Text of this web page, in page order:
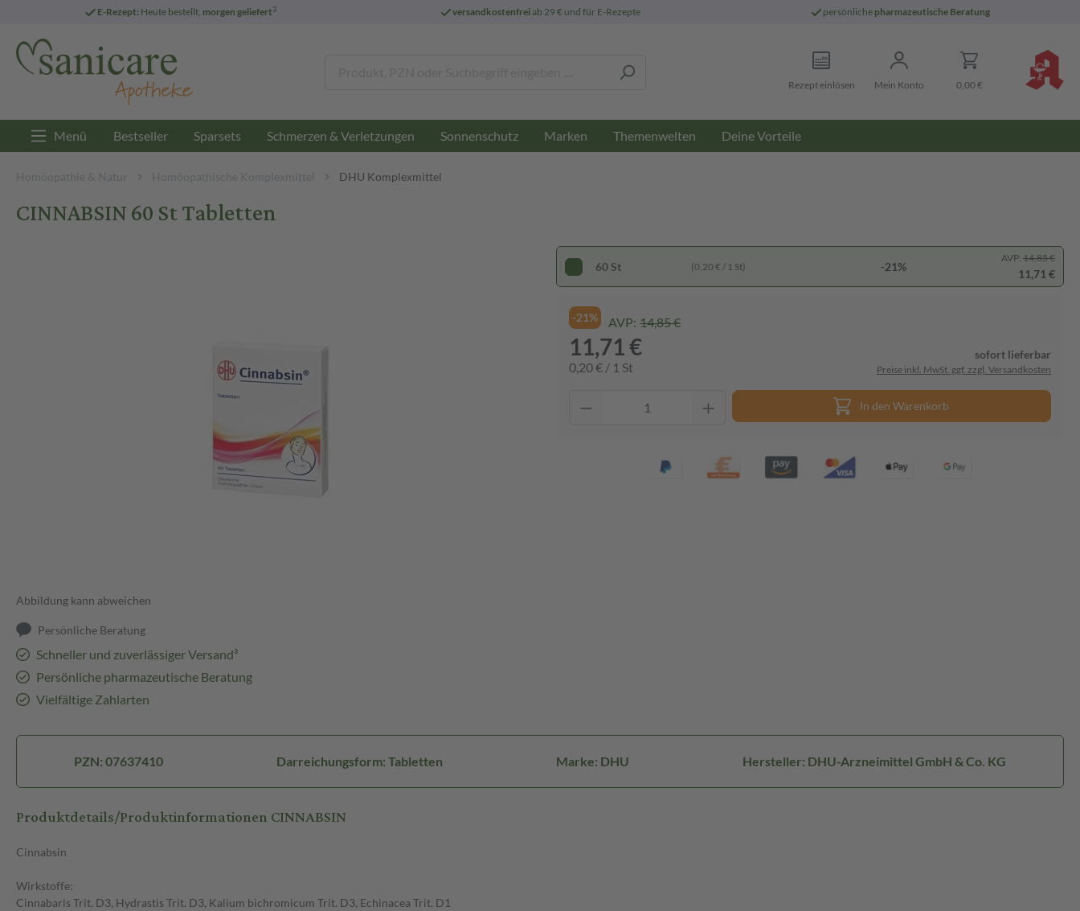
E-Rezept: Heute bestellt, morgen geliefert3 versandkostenfreiab 29 € und für E-Rezepte persönliche pharmazeutische Beratung
Rezept einlösen Mein Konto 0,00 €
Menü Bestseller Sparsets Schmerzen & Verletzungen Sonnenschutz Marken Themenwelten Deine Vorteile
Homöopathie & Natur Homöopathische Komplexmittel DHU Komplexmittel
CINNABSIN 60 St Tabletten
Abbildung kann abweichen
Persönliche Beratung
Schneller und zuverlässiger Versand³
Persönliche pharmazeutische Beratung
Vielfältige Zahlarten
60 St (0,20 € / 1 St) -21%
AVP: 14,85 €
11,71 €
-21% AVP: 14,85 €
11,71 €
0,20 € / 1 St
sofort lieferbar
Preise inkl. MwSt. ggf. zzgl. Versandkosten
In den Warenkorb
PZN: 07637410 Darreichungsform: Tabletten Marke: DHU Hersteller: DHU-Arzneimittel GmbH & Co. KG
Produktdetails/Produktinformationen CINNABSIN
Cinnabsin
Wirkstoffe:
Cinnabaris Trit. D3, Hydrastis Trit. D3, Kalium bichromicum Trit. D3, Echinacea Trit. D1